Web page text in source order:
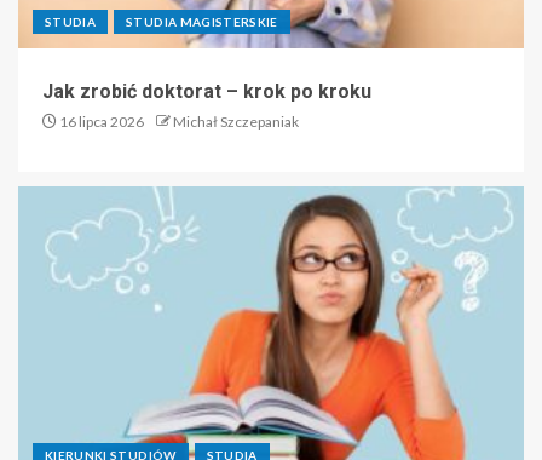
STUDIA STUDIA MAGISTERSKIE
Jak zrobić doktorat – krok po kroku
16 lipca 2026 Michał Szczepaniak
KIERUNKI STUDIÓW STUDIA